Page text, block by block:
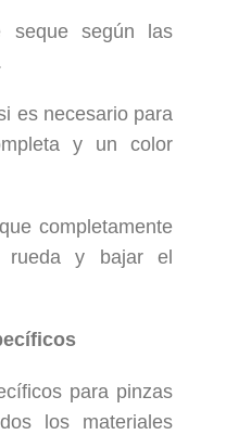
según las
es necesario para
y un color
completamente
rueda y bajar el
para pinzas
los materiales